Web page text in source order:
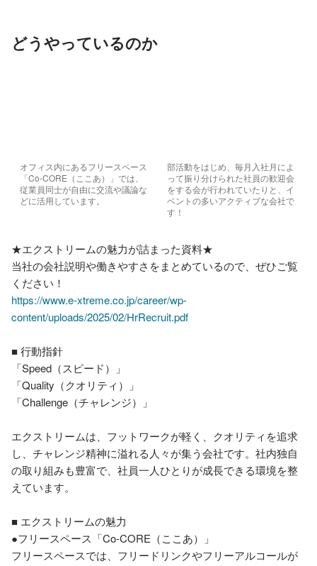
どうやっているのか
オフィス内にあるフリースペース
「Co-CORE（ここあ）」では、
従業員同士が自由に交流や議論な
どに活用しています。
部活動をはじめ、毎月入社月によ
って振り分けられた社員の歓迎会
をする会が行われていたりと、イ
ベントの多いアクティブな会社で
す！
★エクストリームの魅力が詰まった資料★
当社の会社説明や働きやすさをまとめているので、ぜひご覧
https://www.e-xtreme.co.jp/career/wp-
content/uploads/2025/02/HrRecruit.pdf
■ 行動指針
「Speed（スピード）」
「Quality（クオリティ）」
「Challenge（チャレンジ）」
エクストリームは、フットワークが軽く、クオリティを追求
し、チャレンジ精神に溢れる人々が集う会社です。社内独自
の取り組みも豊富で、社員一人ひとりが成長できる環境を整
えています。
■ エクストリームの魅力
●フリースペース「Co-CORE（ここあ）」
フリースペースでは、フリードリンクやフリーアルコールが